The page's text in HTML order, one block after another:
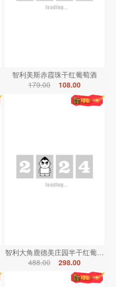
智利美斯赤霞珠干红葡萄酒
179.00
108.00
智利大角鹿德美庄园半干红葡萄酒
488.00
298.00